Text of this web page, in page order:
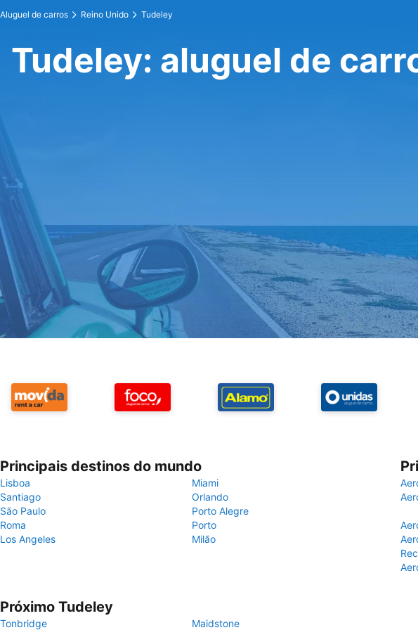
Aluguel de carros Reino Unido Tudeley
Tudeley: aluguel de
Principais destinos do mundo
Lisboa
Miami
Santiago
Orlando
São Paulo
Porto Alegre
Roma
Porto
Los Angeles
Milão
Próximo Tudeley
Tonbridge Maidstone